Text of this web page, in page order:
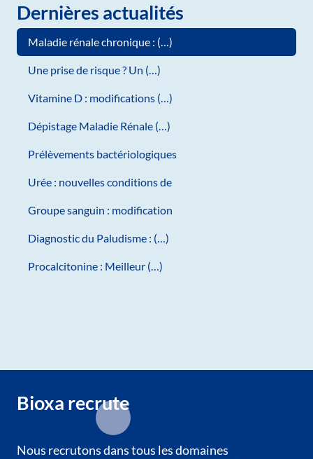
Dernières actualités
Maladie rénale chronique : (…)
Une prise de risque ? Un (…)
Vitamine D : modifications (…)
Dépistage Maladie Rénale (…)
Prélèvements bactériologiques
Urée : nouvelles conditions de
Groupe sanguin : modification
Diagnostic du Paludisme : (…)
Procalcitonine : Meilleur (…)
Bioxa recrute
Nous recrutons dans tous les domaines